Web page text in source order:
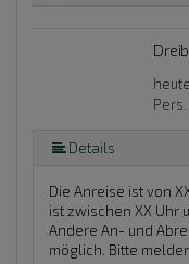
Details
Die Anreise ist von
ist zwischen XX Uhr
Andere An- und
möglich. Bitte